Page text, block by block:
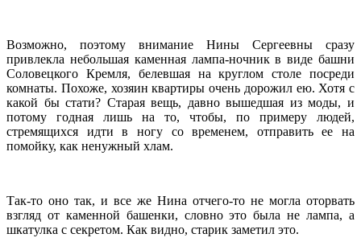
Возможно, поэтому внимание Нины Сергеевны сразу
привлекла небольшая каменная лампа-ночник в виде башни
Соловецкого Кремля, белевшая на круглом столе посреди
комнаты. Похоже, хозяин квартиры очень дорожил ею. Хотя с
какой бы стати? Старая вещь, давно вышедшая из моды, и
потому годная лишь на то, чтобы, по примеру людей,
стремящихся идти в ногу со временем, отправить ее на
помойку, как ненужный хлам.
Так-то оно так, и все же Нина отчего-то не могла оторвать
взгляд от каменной башенки, словно это была не лампа, а
шкатулка с секретом. Как видно, старик заметил это.